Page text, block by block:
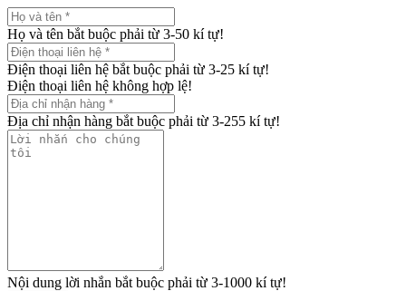
Họ và tên bắt buộc phải từ 3-50 kí tự!
Điện thoại liên hệ bắt buộc phải từ 3-25 kí tự!
Điện thoại liên hệ không hợp lệ!
Địa chỉ nhận hàng bắt buộc phải từ 3-255 kí tự!
Nội dung lời nhắn bắt buộc phải từ 3-1000 kí tự!